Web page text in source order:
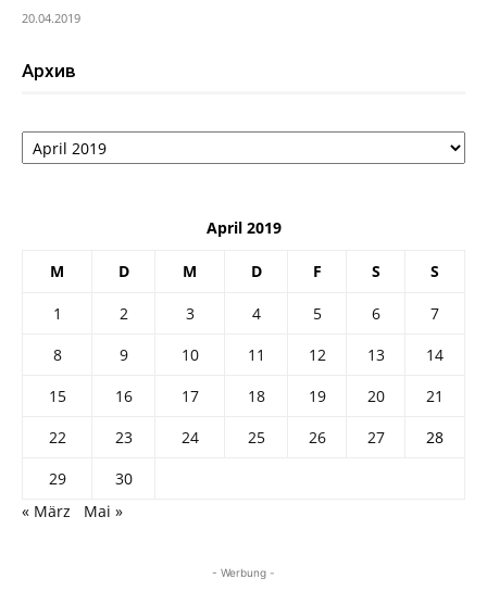
20.04.2019
Архив
Архив
April 2019
M D M D F S S
1 2 3 4 5 6
7
8
9 10 11 12 13
14
15
16 17 18 19 20
21
22
23 24 25 26 27
28
29
30
« März
Mai »
- Werbung -